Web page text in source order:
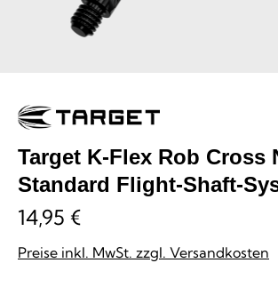
Target K-Flex Rob Cross
Standard Flight-Shaft-
14,95 €
Preise inkl. MwSt. zzgl. Versandkosten